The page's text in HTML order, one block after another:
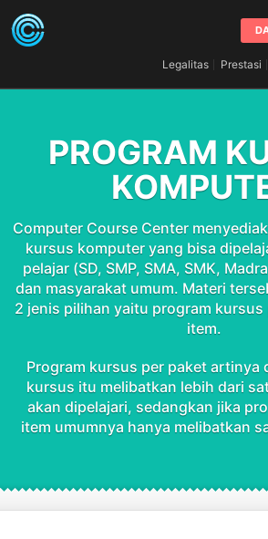
Legalitas Prestasi
PROGRAM
Computer Course Center
kursus komputer yang bisa
pelajar (SD, SMP, SMA, SMK,
dan masyarakat umum. Materi
2 jenis pilihan yaitu program kursus
item.
Program kursus per paket artinya
kursus itu melibatkan lebih dari
akan dipelajari, sedangkan jika
item umumnya hanya melibatkan